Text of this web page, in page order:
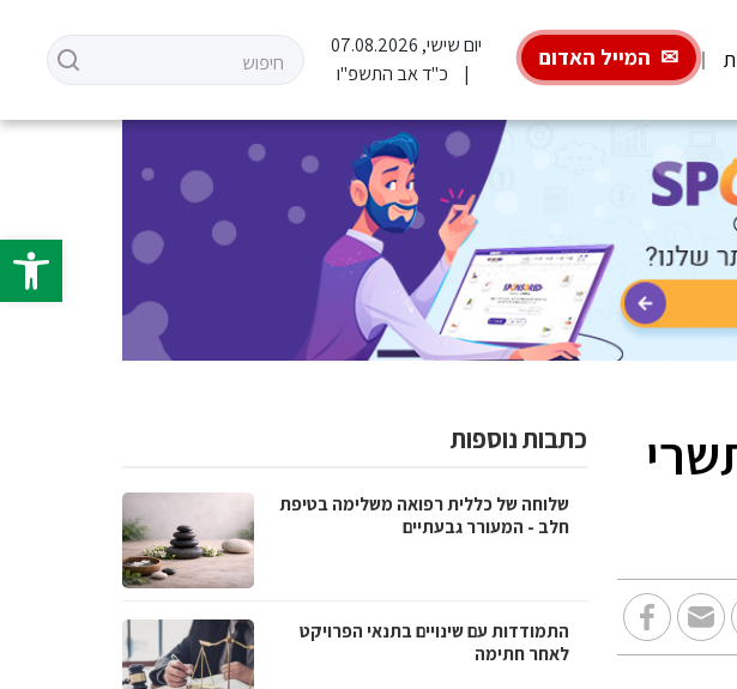
פתח
המייל האדום
יום שישי, 07.08.2026
כ"ד אב התשפ"ו
כתבות נוספות
שלוחה של כללית רפואה משלימה בטיפת
חלב - המעורר גבעתיים
התמודדות עם שינויים בתנאי הפרויקט
לאחר חתימה